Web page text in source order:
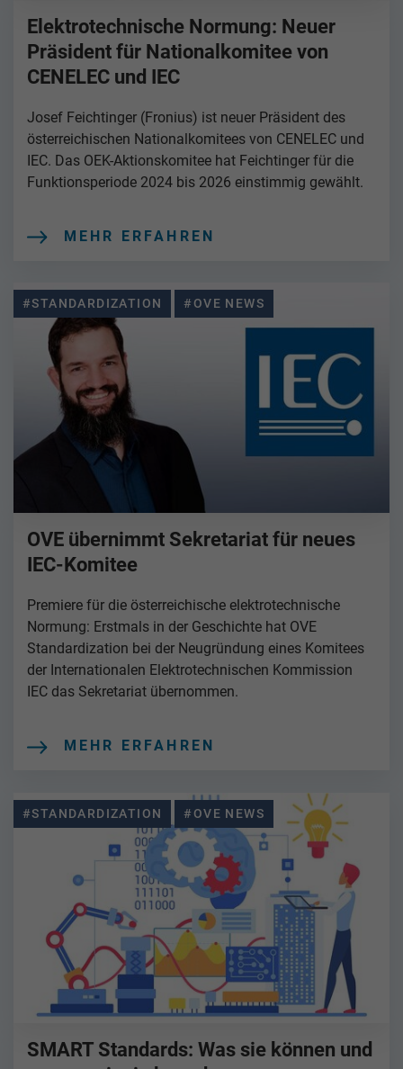
Elektrotechnische Normung: Neuer
Präsident für Nationalkomitee von
CENELEC und IEC
Josef Feichtinger (Fronius) ist neuer Präsident des
österreichischen Nationalkomitees von CENELEC und
IEC. Das OEK-Aktionskomitee hat Feichtinger für die
Funktionsperiode 2024 bis 2026 einstimmig gewählt.
MEHR ERFAHREN
#STANDARDIZATION #OVE NEWS
OVE übernimmt Sekretariat für neues
IEC-Komitee
Premiere für die österreichische elektrotechnische
Normung: Erstmals in der Geschichte hat OVE
Standardization bei der Neugründung eines Komitees
der Internationalen Elektrotechnischen Kommission
IEC das Sekretariat übernommen.
MEHR ERFAHREN
#STANDARDIZATION #OVE NEWS
SMART Standards: Was sie können und